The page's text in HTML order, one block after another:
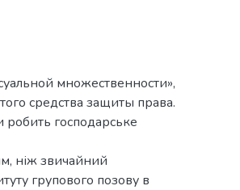
множественности»,
средства защиты права.
господарське
ніж звичайний
групового позову в